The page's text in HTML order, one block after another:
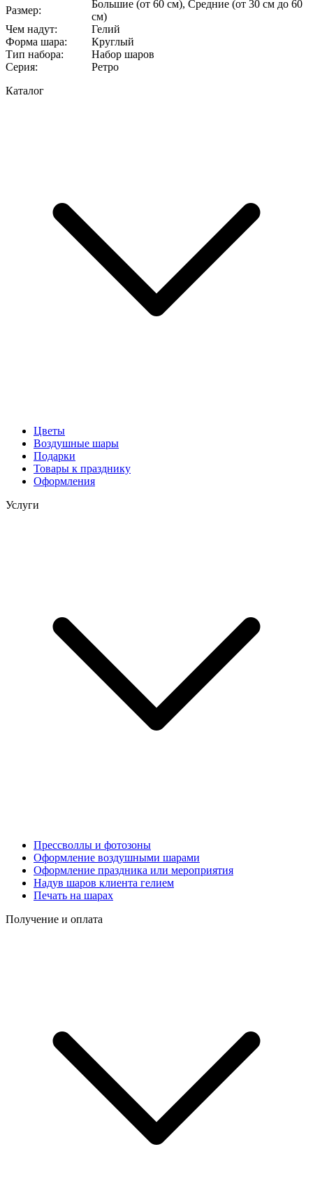
Размер:
Большие (от 60 см), Средние (от 30 см до 60
см)
Чем надут:
Гелий
Форма шара:
Круглый
Тип набора:
Набор шаров
Серия:
Ретро
Каталог
Цветы
Воздушные шары
Подарки
Товары к празднику
Оформления
Услуги
Прессволлы и фотозоны
Оформление воздушными шарами
Оформление праздника или мероприятия
Надув шаров клиента гелием
Печать на шарах
Получение и оплата